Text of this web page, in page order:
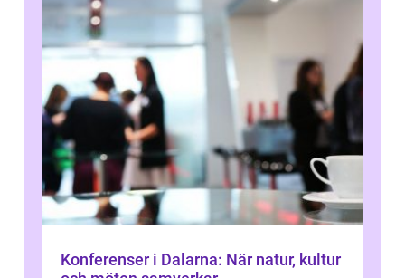
Konferenser i Dalarna: När natur, kultur